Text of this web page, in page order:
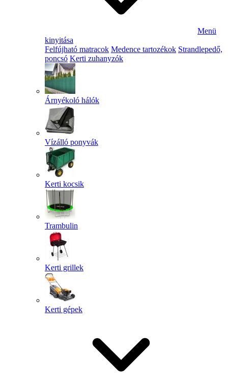
Menü
kinyitása
Felfújható matracok Medence tartozékok Strandlepedő,
poncsó Kerti zuhanyzók
Árnyékoló hálók
Vízálló ponyvák
Kerti kocsik
Trambulin
Kerti grillek
Kerti gépek